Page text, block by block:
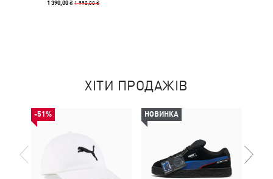
1 390,00 ₴1 990,00 ₴
ХІТИ ПРОДАЖІВ
-51% НОВИНКА